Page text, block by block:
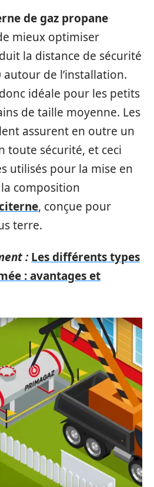
de gaz propane
mieux optimiser
la distance de sécurité
de l’installation.
idéale pour les petits
de taille moyenne. Les
assurent en outre un
toute sécurité, et ceci
utilisés pour la mise en
composition
, conçue pour
terre.
: Les différents types
: avantages et